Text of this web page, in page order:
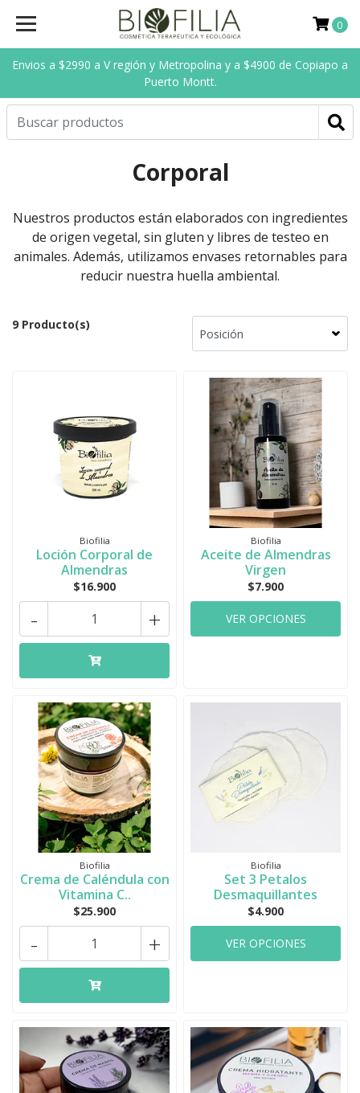
Envios a $2990 a V región y Metropolina y a $4900 de Copiapo a
Puerto Montt.
0
Corporal
Nuestros productos están elaborados con ingredientes
de origen vegetal, sin gluten y libres de testeo en
animales. Además, utilizamos envases retornables para
reducir nuestra huella ambiental.
9 Producto(s)
Biofilia
Loción Corporal de
Almendras
$16.900
+
-
Biofilia
Aceite de Almendras
Virgen
$7.900
VER OPCIONES
Biofilia
Crema de Caléndula con
Vitamina C..
$25.900
+
-
Biofilia
Set 3 Petalos
Desmaquillantes
$4.900
VER OPCIONES